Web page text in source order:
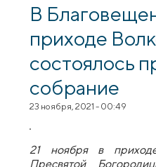
В
приходе
состоялось
собрание
23 ноября, 2021 - 00:49
21 ноября в
Пресвятой